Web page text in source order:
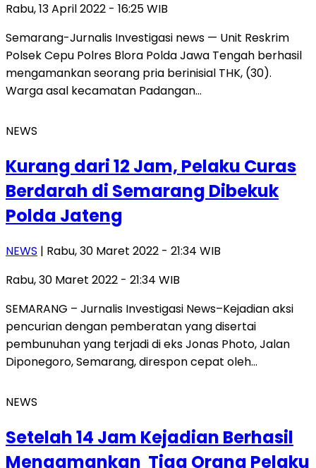
Rabu, 13 April 2022 - 16:25 WIB
Semarang-Jurnalis Investigasi news — Unit Reskrim
Polsek Cepu Polres Blora Polda Jawa Tengah berhasil
mengamankan seorang pria berinisial THK, (30).
Warga asal kecamatan Padangan…
NEWS
Kurang dari 12 Jam, Pelaku Curas
Berdarah di Semarang Dibekuk
Polda Jateng
NEWS | Rabu, 30 Maret 2022 - 21:34 WIB
Rabu, 30 Maret 2022 - 21:34 WIB
SEMARANG – Jurnalis Investigasi News–Kejadian aksi
pencurian dengan pemberatan yang disertai
pembunuhan yang terjadi di eks Jonas Photo, Jalan
Diponegoro, Semarang, direspon cepat oleh…
NEWS
Setelah 14 Jam Kejadian Berhasil
Mengamankan Tiga Orang Pelaku